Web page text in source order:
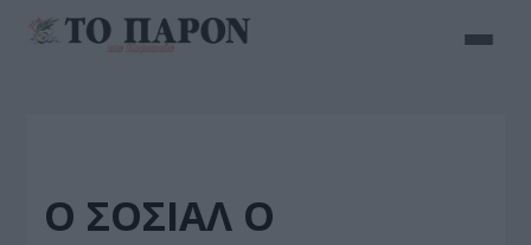
Ο ΣΌΣΙΑΛ Ο